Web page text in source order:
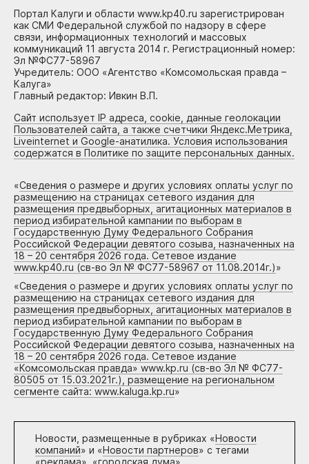
Портал Калуги и области www.kp40.ru зарегистрирован
как СМИ Федеральной службой по надзору в сфере
связи, информационных технологий и массовых
коммуникаций 11 августа 2014 г. Регистрационный номер:
Эл №ФС77-58967
Учредитель: ООО «Агентство «Комсомольская правда –
Калуга»
Главный редактор: Ивкин В.П.
Сайт использует IP адреса, cookie, данные геолокации
Пользователей сайта, а также счетчики Яндекс.Метрика,
Liveinternet и Google-анатилика. Условия использования
содержатся в Политике по защите персональных данных.
«Сведения о размере и других условиях оплаты услуг по
размещению на страницах сетевого издания для
размещения предвыборных, агитационных материалов в
период избирательной кампании по выборам в
Государственную Думу Федерального Собрания
Российской Федерации девятого созыва, назначенных на
18 – 20 сентября 2026 года. Сетевое издание
www.kp40.ru (св-во Эл № ФС77-58967 от 11.08.2014г.)»
«Сведения о размере и других условиях оплаты услуг по
размещению на страницах сетевого издания для
размещения предвыборных, агитационных материалов в
период избирательной кампании по выборам в
Государственную Думу Федерального Собрания
Российской Федерации девятого созыва, назначенных на
18 – 20 сентября 2026 года. Сетевое издание
«Комсомольская правда» www.kp.ru (св-во Эл № ФС77-
80505 от 15.03.2021г.), размещение на региональном
сегменте сайта: www.kaluga.kp.ru»
Новости, размещенные в рубриках «Новости
компаний» и «Новости партнеров» с тегами
«реклама», «городская дума»,